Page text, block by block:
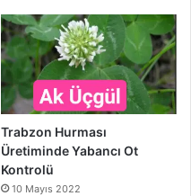
Trabzon Hurması
Üretiminde Yabancı Ot
Kontrolü
10 Mayıs 2022